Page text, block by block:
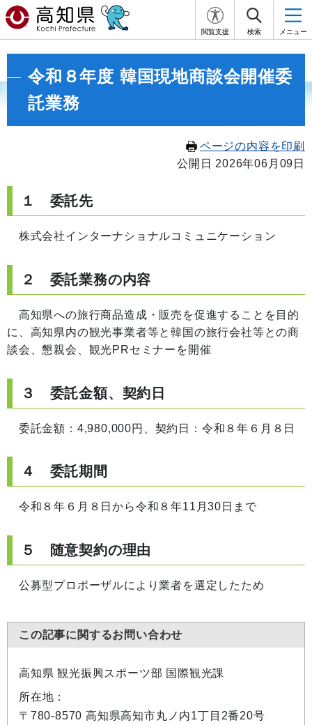
閲覧支援 検索 メニュー
令和８年度 韓国現地商談会開催委
託業務
ページの内容を印刷
公開日 2026年06月09日
１ 委託先
株式会社インターナショナルコミュニケーション
２ 委託業務の内容
高知県への旅行商品造成・販売を促進することを目的
に、高知県内の観光事業者等と韓国の旅行会社等との商
談会、懇親会、観光PRセミナーを開催
３ 委託金額、契約日
委託金額：4,980,000円、契約日：令和８年６月８日
４ 委託期間
令和８年６月８日から令和８年11月30日まで
５ 随意契約の理由
公募型プロポーザルにより業者を選定したため
この記事に関するお問い合わせ
高知県 観光振興スポーツ部 国際観光課
所在地：
〒780-8570 高知県高知市丸ノ内1丁目2番20号